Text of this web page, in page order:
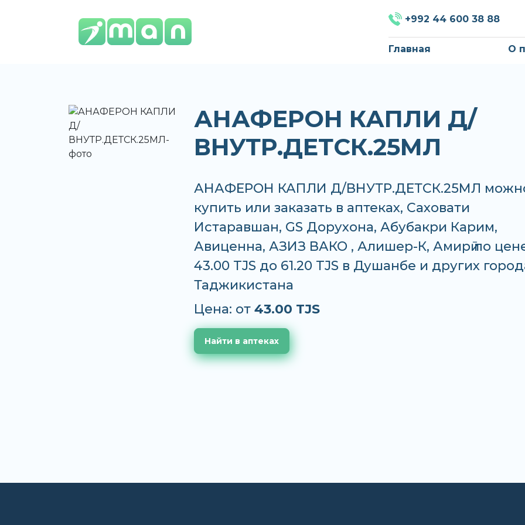
+992 44 600 38 88
Главная О
АНАФЕРОН КАПЛИ Д/
ВНУТР.ДЕТСК.25МЛ
АНАФЕРОН КАПЛИ Д/ВНУТР.ДЕТСК.25МЛ
купить или заказать в аптеках, Саховати
Истаравшан, GS Дорухона, Абубакри Карим,
Авиценна, АЗИЗ ВАКО , Алишер-К, Амирӣ по
43.00 TJS до 61.20 TJS в Душанбе и других
Таджикистана
Цена: от 43.00 TJS
Найти в аптеках